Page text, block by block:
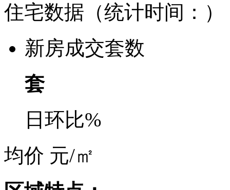
住宅数据 （统计时间： ）
新房成交套数
套
日环比%
均价 元/㎡